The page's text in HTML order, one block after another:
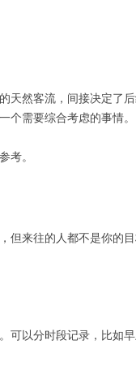
天然客流，间接决定了
个需要综合考虑的事情。
考。
但来往的人都不是你的
可以分时段记录，比如